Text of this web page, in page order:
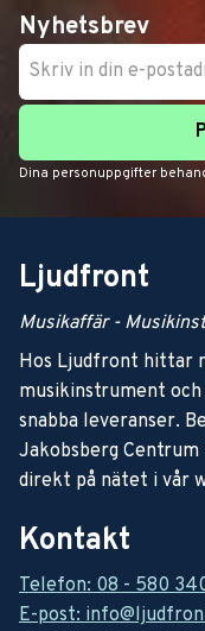
Nyhetsbrev
Dina personuppgifter
Ljudfront
Musikaffär -
Hos Ljudfront hittar
musikinstrument
snabba leveranser.
Jakobsberg
direkt på nätet i vår
Kontakt
Telefon: 08 - 580
E-post: